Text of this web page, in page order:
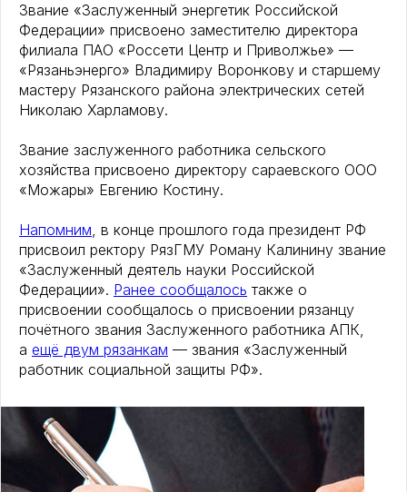
Звание «Заслуженный энергетик Российской
Федерации» присвоено заместителю директора
филиала ПАО «Россети Центр и Приволжье» —
«Рязаньэнерго» Владимиру Воронкову и старшему
мастеру Рязанского района электрических сетей
Николаю Харламову.
Звание заслуженного работника сельского
хозяйства присвоено директору сараевского ООО
«Можары» Евгению Костину.
Напомним, в конце прошлого года президент РФ
присвоил ректору РязГМУ Роману Калинину звание
«Заслуженный деятель науки Российской
Федерации». Ранее сообщалось также о
присвоении сообщалось о присвоении рязанцу
почётного звания Заслуженного работника АПК,
а ещё двум рязанкам — звания «Заслуженный
работник социальной защиты РФ».